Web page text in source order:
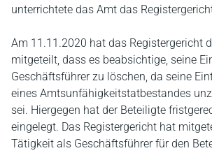
unterrichtete das Amt das
Am 11.11.2020 hat das Registergericht
mitgeteilt, dass es beabsichtige, seine
Geschäftsführer zu löschen, da seine
eines Amtsunfähigkeitstatbestandes
sei. Hiergegen hat der Beteiligte
eingelegt. Das Registergericht hat
Tätigkeit als Geschäftsführer für den